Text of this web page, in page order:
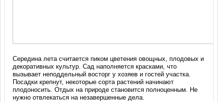
Середина лета считается пиком цветения овощных, плодовых и
декоративных культур. Сад наполняется красками, что
вызывает неподдельный восторг у хозяев и гостей участка.
Посадки крепнут, некоторые сорта растений начинают
плодоносить. Отдых на природе становится полноценным. Не
нужно отвлекаться на незавершенные дела.